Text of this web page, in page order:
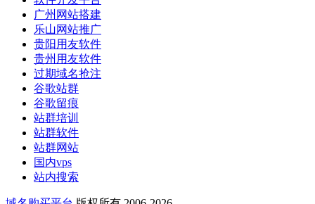
广州网站搭建
乐山网站推广
贵阳用友软件
贵州用友软件
过期域名抢注
谷歌站群
谷歌留痕
站群培训
站群软件
站群网站
国内vps
站内搜索